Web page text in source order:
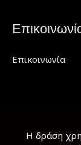
Επικοινωνία
Η δράση